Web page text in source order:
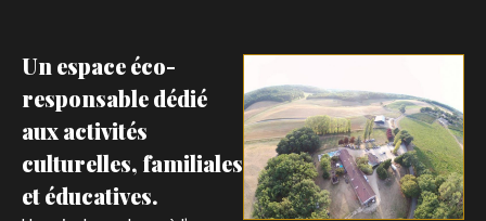
Un espace éco-
responsable dédié
aux activités
culturelles, familiales
et éducatives.